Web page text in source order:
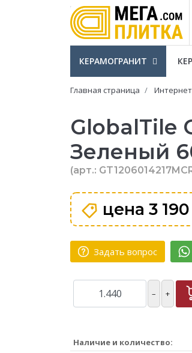
КЕРАМОГРАНИТ
Главная страница
GlobalTile
Зеленый
(арт.:
цена 3
Задать вопрос
– +
Наличие и количество: